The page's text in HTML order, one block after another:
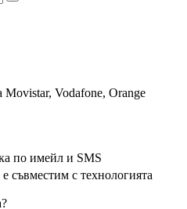
Movistar, Vodafone, Orange
по имейл и SMS
съвместим с технологията